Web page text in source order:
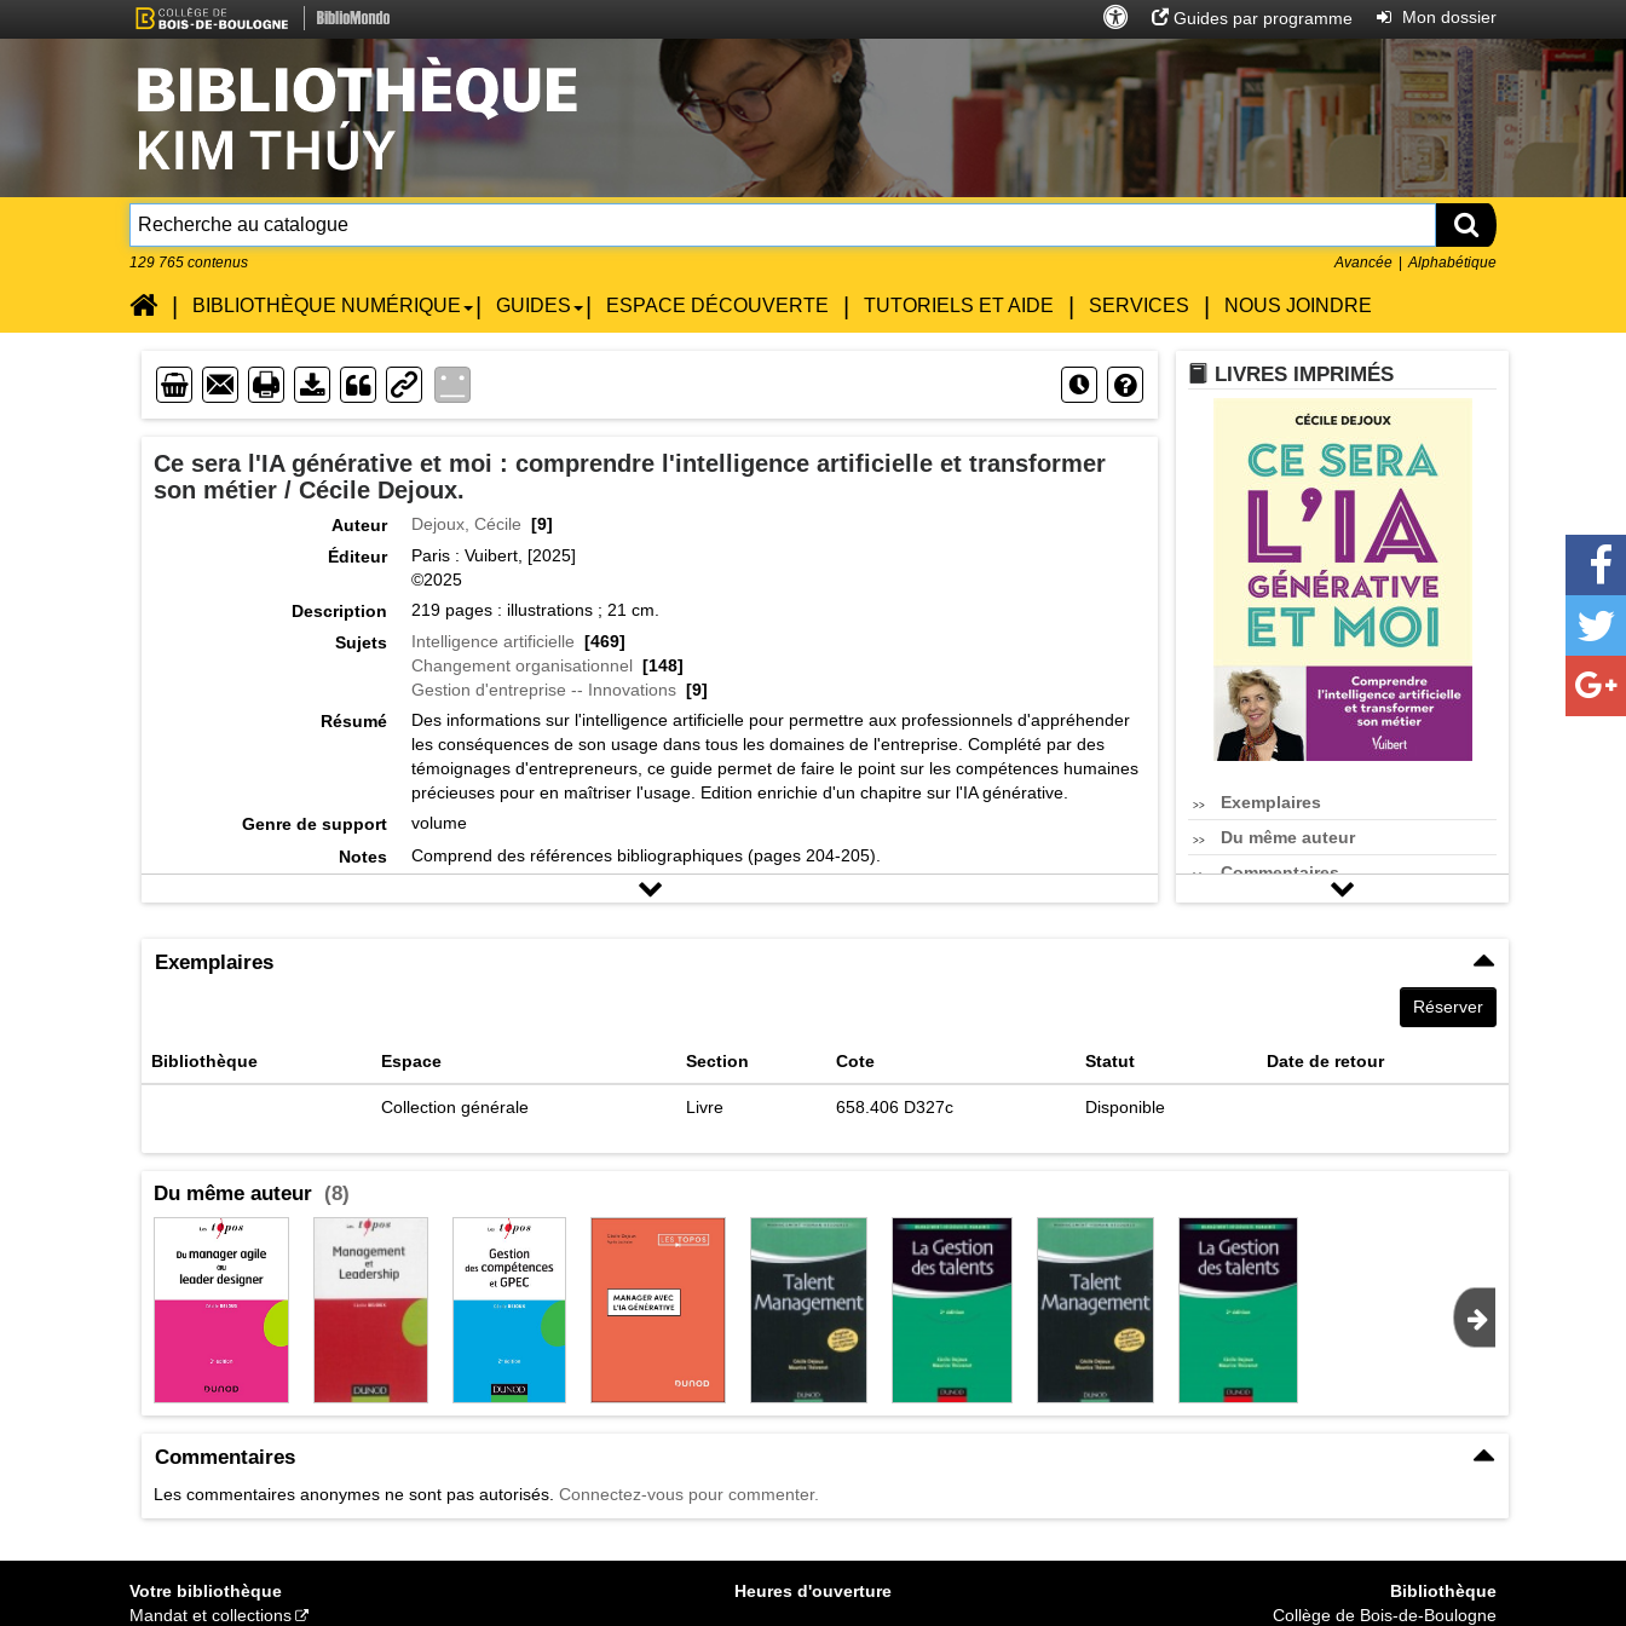
Rechercher
Accès
universel
Guides par programme Entrer
Mon dossier
Rechercher
129 765 contenus Alphabétique
Avancée
Accueil
BIBLIOTHÈQUE NUMÉRIQUE GUIDES ESPACE DÉCOUVERTE TUTORIELS ET AIDE SERVICES NOUS JOINDRE
Enveloppe
Imprimente
Téléchargement
Lien HorlogeQuestion
Ce sera l'IA générative et moi : comprendre l'intelligence artificielle et transformer
son métier / Cécile Dejoux.
Auteur Dejoux, Cécile [9]
Éditeur
Paris : Vuibert, [2025]
©2025
Description
219 pages : illustrations ; 21 cm.
Sujets
Intelligence artificielle [469]
Changement organisationnel [148]
Gestion d'entreprise -- Innovations [9]
Résumé
Des informations sur l'intelligence artificielle pour permettre aux professionnels d'appréhender
les conséquences de son usage dans tous les domaines de l'entreprise. Complété par des
témoignages d'entrepreneurs, ce guide permet de faire le point sur les compétences humaines
précieuses pour en maîtriser l'usage. Edition enrichie d'un chapitre sur l'IA générative.
Genre de support
volume
Notes
Comprend des références bibliographiques (pages 204-205).
LIVRE
LIVRES IMPRIMÉS
Exemplaires
Du même auteur
Commentaires
Exemplaires
Réserver
Bibliothèque Espace Section Cote Statut Date de retour
Collection générale Livre 658.406 D327c Disponible
Du même auteur (8)
→
Commentaires
Les commentaires anonymes ne sont pas autorisés. Connectez-vous pour commenter.
Votre bibliothèque
Mandat et collections
Heures d'ouverture
Bibliothèque
Collège de Bois-de-Boulogne